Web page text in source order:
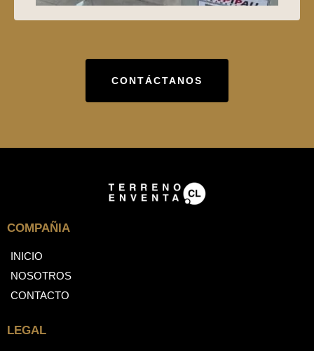
CONTÁCTANOS
COMPAÑIA
INICIO
NOSOTROS
CONTACTO
LEGAL